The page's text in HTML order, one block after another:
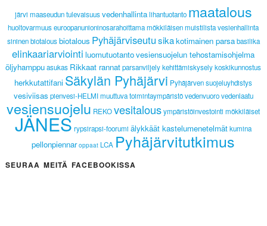
järvi maaseudun tulevaisuusvedenhallintalihantuotanto maatalous
huoltovarmuus euroopanunioninosarahoittama mökkiläisen muistilista vesienhallinta
sininen biotalousbiotalous Pyhäjärviseutusikakotimainen parsabasilika
elinkaariarviointi luomutuotantovesiensuojelun tehostamisohjelma
öljyhamppu asukas Rikkaat rannat parsanviljely kehittämiskysely koskikunnostus
herkkutattifani Säkylän Pyhäjärvi Pyhäjärven suojeluyhdistys
vesiviisas pienvesi-HELMImuuttuva toimintaympäristövedenvuorovedenlaatu
vesiensuojelu REKO vesitalous ympäristöinvestointi mökkiläiset
JÄNES rypsirapsi-foorumi älykkäät kastelumenetelmät kumina
pellonpiennar oppaat LCA Pyhäjärvitutkimus
SEURAA MEITÄ FACEBOOKISSA